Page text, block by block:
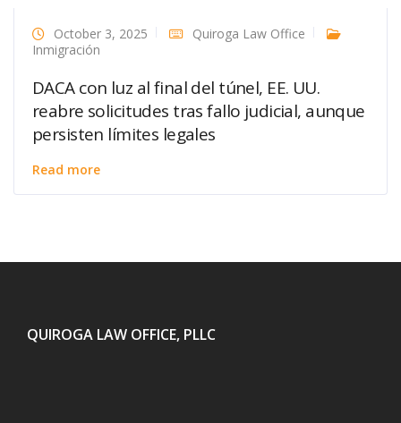
October 3, 2025
Quiroga Law Office
Inmigración
DACA con luz al final del túnel, EE. UU.
reabre solicitudes tras fallo judicial, aunque
persisten límites legales
Read more
QUIROGA LAW OFFICE, PLLC